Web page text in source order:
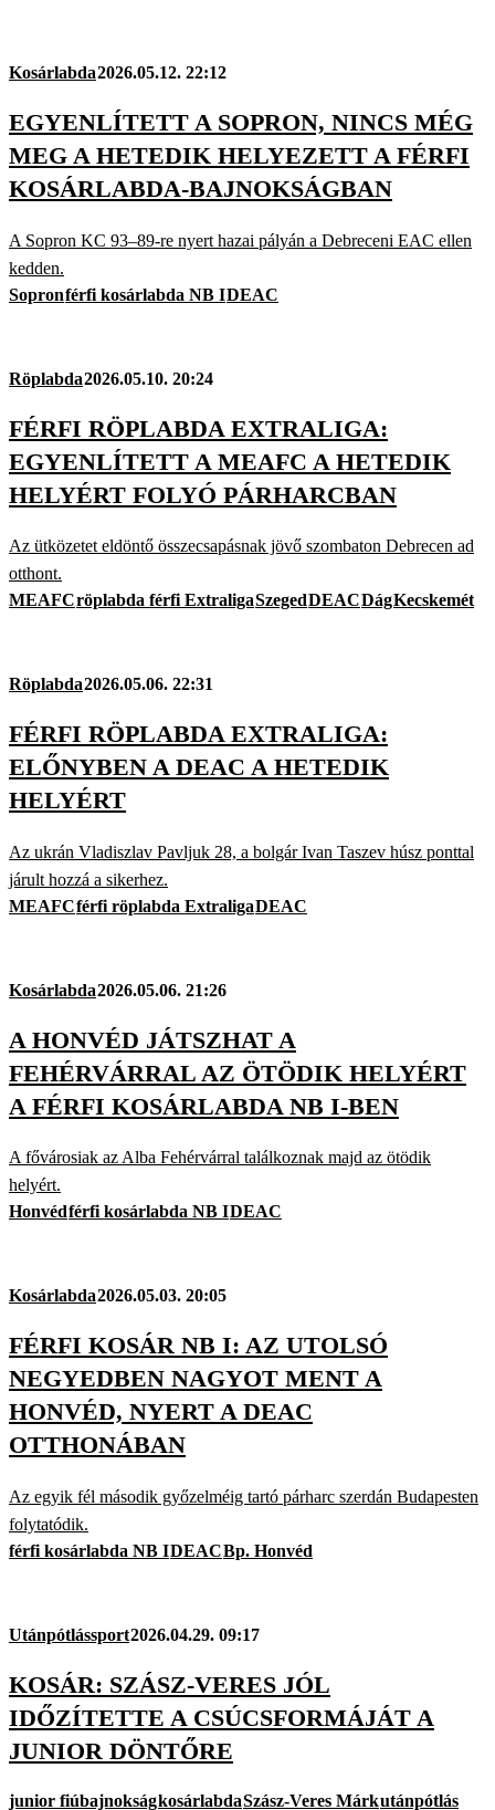
Kosárlabda2026.05.12. 22:12
EGYENLÍTETT A SOPRON, NINCS MÉG
MEG A HETEDIK HELYEZETT A FÉRFI
KOSÁRLABDA-BAJNOKSÁGBAN
A Sopron KC 93–89-re nyert hazai pályán a Debreceni EAC ellen
kedden.
Sopronférfi kosárlabda NB IDEAC
Röplabda2026.05.10. 20:24
FÉRFI RÖPLABDA EXTRALIGA:
EGYENLÍTETT A MEAFC A HETEDIK
HELYÉRT FOLYÓ PÁRHARCBAN
Az ütközetet eldöntő összecsapásnak jövő szombaton Debrecen ad
otthont.
MEAFCröplabda férfi ExtraligaSzegedDEACDágKecskemét
Röplabda2026.05.06. 22:31
FÉRFI RÖPLABDA EXTRALIGA:
ELŐNYBEN A DEAC A HETEDIK
HELYÉRT
Az ukrán Vladiszlav Pavljuk 28, a bolgár Ivan Taszev húsz ponttal
járult hozzá a sikerhez.
MEAFCférfi röplabda ExtraligaDEAC
Kosárlabda2026.05.06. 21:26
A HONVÉD JÁTSZHAT A
FEHÉRVÁRRAL AZ ÖTÖDIK HELYÉRT
A FÉRFI KOSÁRLABDA NB I-BEN
A fővárosiak az Alba Fehérvárral találkoznak majd az ötödik
helyért.
Honvédférfi kosárlabda NB IDEAC
Kosárlabda2026.05.03. 20:05
FÉRFI KOSÁR NB I: AZ UTOLSÓ
NEGYEDBEN NAGYOT MENT A
HONVÉD, NYERT A DEAC
OTTHONÁBAN
Az egyik fél második győzelméig tartó párharc szerdán Budapesten
folytatódik.
férfi kosárlabda NB IDEACBp. Honvéd
Utánpótlássport2026.04.29. 09:17
KOSÁR: SZÁSZ-VERES JÓL
IDŐZÍTETTE A CSÚCSFORMÁJÁT A
JUNIOR DÖNTŐRE
junior fiúbajnokságkosárlabdaSzász-Veres Márkutánpótlás